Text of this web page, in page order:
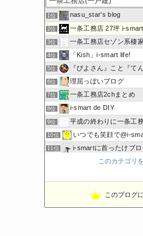
1位 nasu_star's blog
2位 一条工務店 27坪 i-
3位 一条工務店セゾン系棲家のア
4位 「Kish」i-smart life!
5位 『ぴよさん』こと『て
6位 理屈っぽいブログ
7位 一条工務店2chまとめ
8位 i-smart de DIY
9位 平成の終わりに一条工務
10位 いつでも笑顔で@i-
11位 i-smartに首ったけブロ
節約しないエコライフ
わかまっちょのおうち
このカテゴリ
このブログ